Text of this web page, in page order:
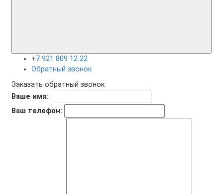
+7 921 809 12 22
Обратный звонок
Заказать обратный звонок
Ваше имя:
Ваш телефон: